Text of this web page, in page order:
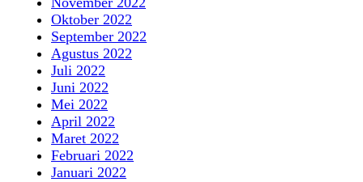
Oktober 2022
September 2022
Agustus 2022
Juli 2022
Juni 2022
Mei 2022
April 2022
Maret 2022
Februari 2022
Januari 2022